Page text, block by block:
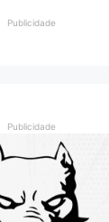
Publicidade
Publicidade